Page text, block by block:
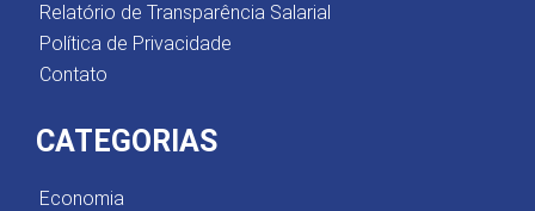
Relatório de Transparência Salarial
Política de Privacidade
Contato
CATEGORIAS
Economia